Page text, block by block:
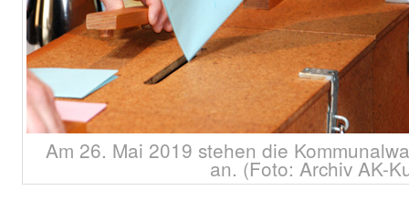
Am 26. Mai 2019 stehen die
an. (Foto: Archiv AK-